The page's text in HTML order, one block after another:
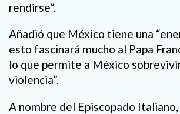
rendirse”.
Añadió que México tiene una
esto fascinará mucho al Papa
lo que permite a México
violencia”.
A nombre del Episcopado